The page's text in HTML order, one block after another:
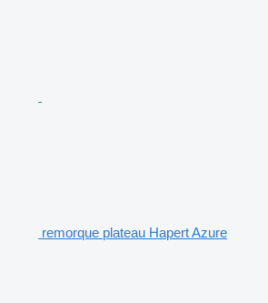
remorque plateau Hapert Azure